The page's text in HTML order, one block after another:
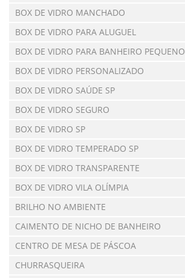
BOX DE VIDRO MANCHADO
BOX DE VIDRO PARA ALUGUEL
BOX DE VIDRO PARA BANHEIRO PEQUENO
BOX DE VIDRO PERSONALIZADO
BOX DE VIDRO SAÚDE SP
BOX DE VIDRO SEGURO
BOX DE VIDRO SP
BOX DE VIDRO TEMPERADO SP
BOX DE VIDRO TRANSPARENTE
BOX DE VIDRO VILA OLÍMPIA
BRILHO NO AMBIENTE
CAIMENTO DE NICHO DE BANHEIRO
CENTRO DE MESA DE PÁSCOA
CHURRASQUEIRA